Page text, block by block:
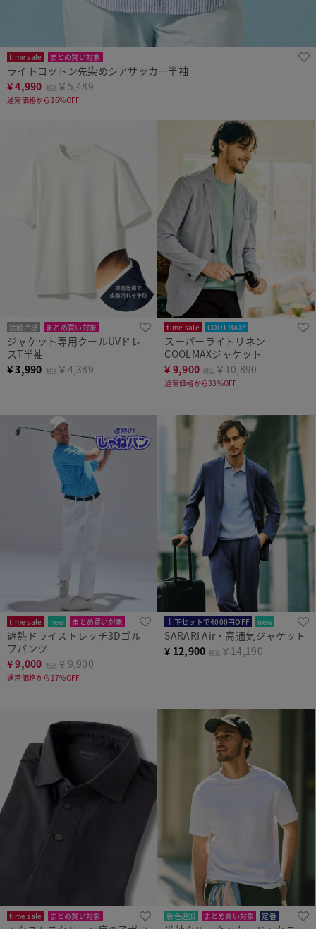
time sale まとめ買い対象
ライトコットン先染めシアサッカー半袖
¥4,990 税込 ￥5,489
通常価格から16%OFF
接触冷感 まとめ買い対象
ジャケット専用クールUVドレ
スT半袖
¥3,990 税込 ￥4,389
time sale COOLMAX®
スーパーライトリネン
COOLMAXジャケット
¥ 9,900 税込 ￥10,890
通常価格から33%OFF
time sale new まとめ買い対象
遮熱ドライストレッチ3Dゴル
フパンツ
¥9,000 税込 ￥9,900
通常価格から17%OFF
上下セットで4000円OFF new
SARARI Air・高通気ジャケット
¥ 12,900 税込 ￥14,190
time sale まとめ買い対象 新色追加 まとめ買い対象 定番